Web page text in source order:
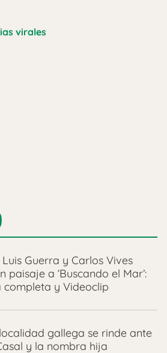
virales
Guerra y Carlos Vives
paisaje a ‘Buscando el Mar’:
completa y Videoclip
gallega se rinde ante
y la nombra hija